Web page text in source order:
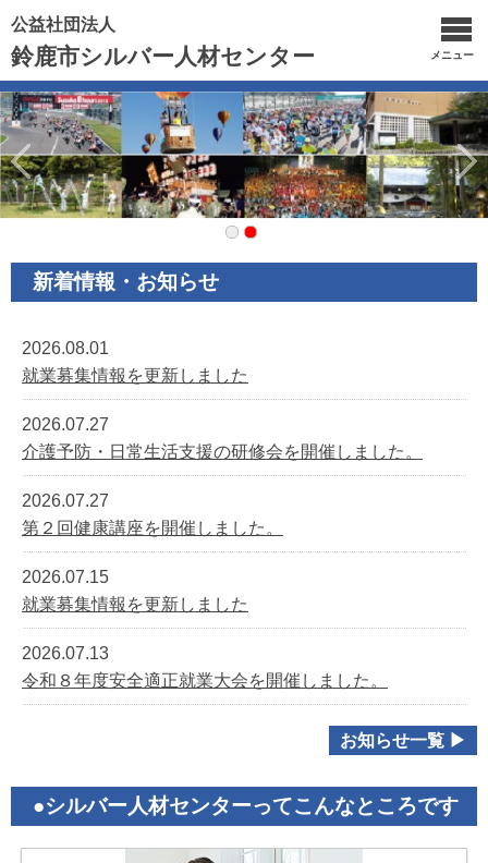
公益社団法人
鈴鹿市シルバー人材センター メニュー
新着情報・お知らせ
2026.08.01
就業募集情報を更新しました
2026.07.27
介護予防・日常生活支援の研修会を開催しました。
2026.07.27
第２回健康講座を開催しました。
2026.07.15
就業募集情報を更新しました
2026.07.13
令和８年度安全適正就業大会を開催しました。
お知らせ一覧 ▶
●シルバー人材センターってこんなところです